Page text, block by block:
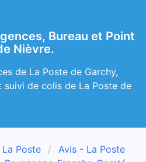
Bureau et Point
Nièvre.
de La Poste de Garchy,
suivi de colis de La Poste de
Poste
Avis - La Poste